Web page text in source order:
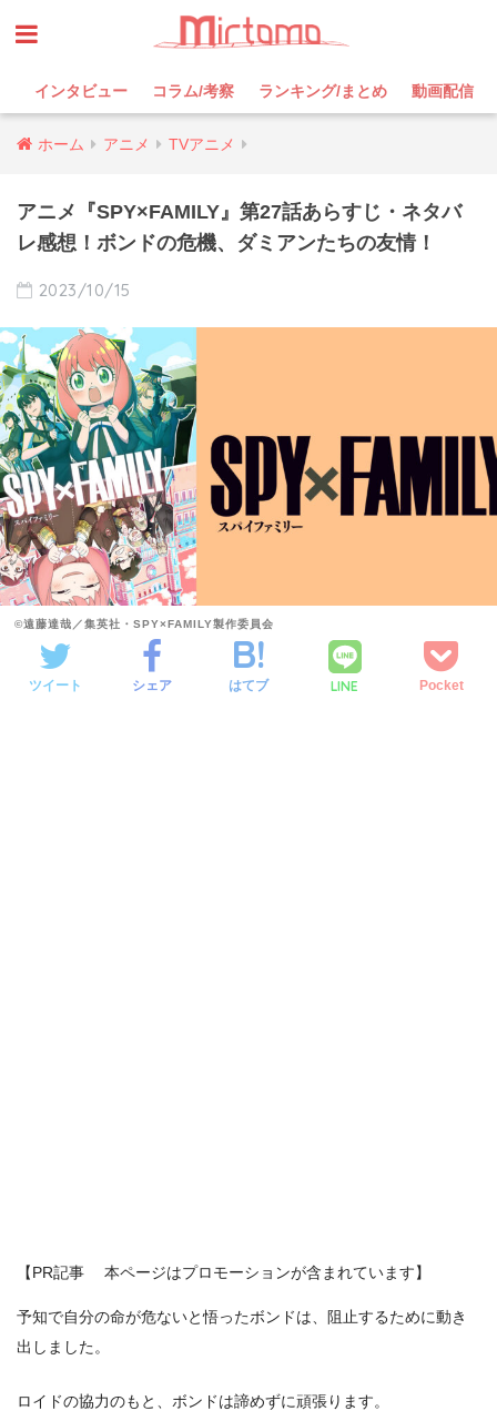
インタビュー コラム/考察 ランキング/まとめ 動画配信
ホーム アニメ TVアニメ
アニメ『SPY×FAMILY』第27話あらすじ・ネタバ
レ感想！ボンドの危機、ダミアンたちの友情！
2023/10/15
©遠藤達哉／集英社・SPY×FAMILY製作委員会
ツイート シェア はてブ LINE Pocket
【PR記事 本ページはプロモーションが含まれています】
予知で自分の命が危ないと悟ったボンドは、阻止するために動き
出しました。
ロイドの協力のもと、ボンドは諦めずに頑張ります。